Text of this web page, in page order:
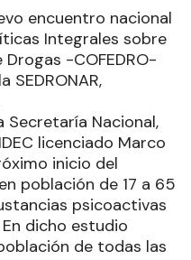
encuentro nacional
Integrales sobre
-COFEDRO-
Secretaría Nacional,
licenciado Marco
inicio del
población de 17 a 65
psicoactivas
En dicho estudio
de todas las